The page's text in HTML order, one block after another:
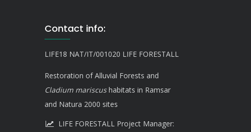
Contact info:
LIFE18 NAT/IT/001020 LIFE FORESTALL
Restoration of Alluvial Forests and
Cladium mariscushabitats in Ramsar
and Natura 2000 sites
LIFE FORESTALL Project Manager: